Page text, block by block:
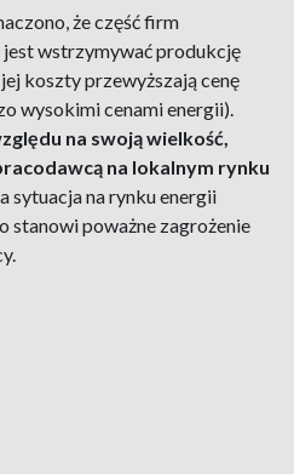
że część firm
jest wstrzymywać produkcję
koszty przewyższają cenę
wysokimi cenami energii).
na swoją wielkość,
na lokalnym rynku
sytuacja na rynku energii
stanowi poważne zagrożenie